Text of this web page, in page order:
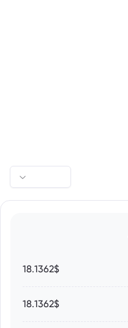
18.1362$
18.1362$